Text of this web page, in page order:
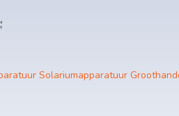
Solariumapparatuur